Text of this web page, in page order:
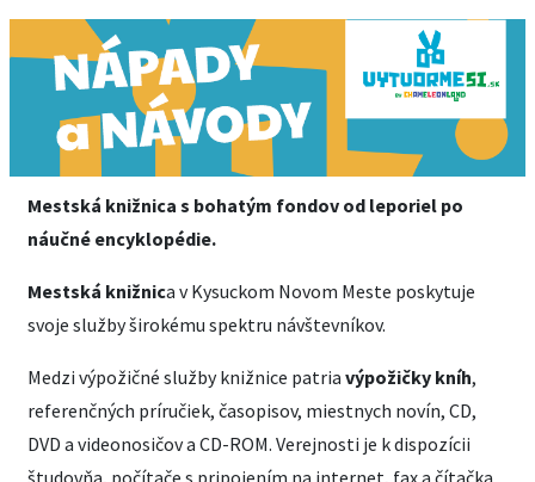
Mestská knižnica s bohatým fondov od leporiel po
náučné encyklopédie.
Mestská knižnica v Kysuckom Novom Meste poskytuje
svoje služby širokému spektru návštevníkov.
Medzi výpožičné služby knižnice patria výpožičky kníh,
referenčných príručiek, časopisov, miestnych novín, CD,
DVD a videonosičov a CD-ROM. Verejnosti je k dispozícii
študovňa, počítače s pripojením na internet, fax a čítačka